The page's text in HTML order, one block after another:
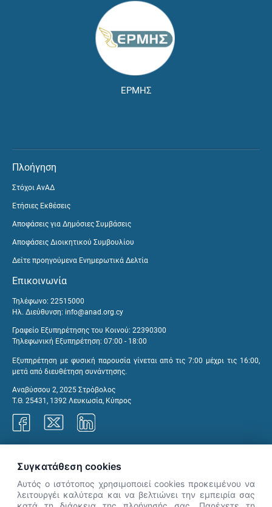
ΕΡΜΗΣ
Πλοήγηση
Στόχοι ΑνΑΔ
Ετήσιες Εκθέσεις
Αποφάσεις για Δημόσιες Συμβάσεις
Αποφάσεις Διοικητικού Συμβουλίου
Δείτε προηγούμενα Ενημερωτικά Δελτία
Επικοινωνία
Τηλέφωνο: 22515000
Ηλ. Διεύθυνση: info@anad.org.cy
Γραφείο Εξυπηρέτησης του Κοινού: 22390300
Τηλεφωνική Εξυπηρέτηση: 07:00 - 18:00
Εξυπηρέτηση με φυσική παρουσία γίνεται από τις 7:00 μέχρι τις 16:00,
μετά από διευθέτηση συνάντησης.
Αναβύσσου 2, 2025 Στρόβολος
Τ.Θ. 25431, 1392 Λευκωσία, Κύπρος
Συγκατάθεση cookies
Αυτός ο ιστότοπος χρησιμοποιεί cookies προκειμένου να
λειτουργέι καλύτερα και να βελτιώνει την εμπειρία σας